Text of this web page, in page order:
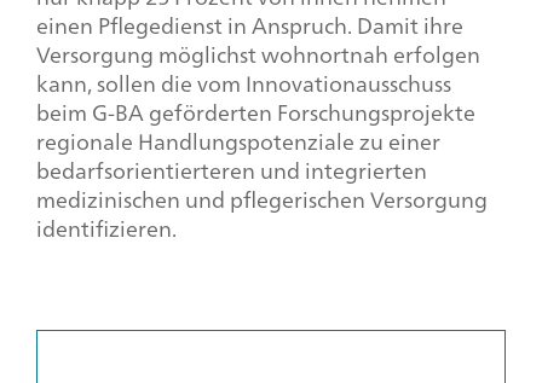
einen Pflegedienst in Anspruch. Damit ihre
Versorgung möglichst wohnortnah erfolgen
kann, sollen die vom Innovationausschuss
beim G-BA geförderten Forschungsprojekte
regionale Handlungspotenziale zu einer
bedarfsorientierteren und integrierten
medizinischen und pflegerischen Versorgung
identifizieren.